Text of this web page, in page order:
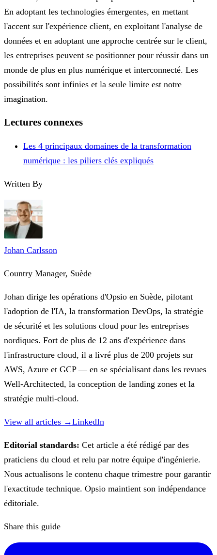
En adoptant les technologies émergentes, en mettant
l'accent sur l'expérience client, en exploitant l'analyse de
données et en adoptant une approche centrée sur le client,
les entreprises peuvent se positionner pour réussir dans un
monde de plus en plus numérique et interconnecté. Les
possibilités sont infinies et la seule limite est notre
imagination.
Lectures connexes
Les 4 principaux domaines de la transformation
numérique : les piliers clés expliqués
Written By
Johan Carlsson
Country Manager, Suède
Johan dirige les opérations d'Opsio en Suède, pilotant
l'adoption de l'IA, la transformation DevOps, la stratégie
de sécurité et les solutions cloud pour les entreprises
nordiques. Fort de plus de 12 ans d'expérience dans
l'infrastructure cloud, il a livré plus de 200 projets sur
AWS, Azure et GCP — en se spécialisant dans les revues
Well-Architected, la conception de landing zones et la
stratégie multi-cloud.
View all articles →LinkedIn
Editorial standards: Cet article a été rédigé par des
praticiens du cloud et relu par notre équipe d'ingénierie.
Nous actualisons le contenu chaque trimestre pour garantir
l'exactitude technique. Opsio maintient son indépendance
éditoriale.
Share this guide